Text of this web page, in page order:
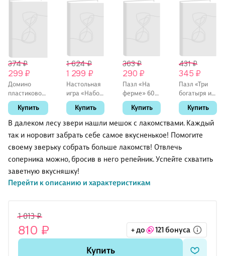
В далеком лесу звери нашли мешок с лакомствами. Каждый
так и норовит забрать себе самое вкусненькое! Помогите
своему зверьку собрать больше лакомств! Отвлечь
соперника можно, бросив в него репейник. Успейте схватить
заветную вкусняшку!
Перейти к описанию и характеристикам
374 ₽
299 ₽
Домино
пластиковое
28 фишек
Купить
1 624 ₽
1 299 ₽
Настольная
игра «Набор
3в1
Шахматы
шашки
нарды»
Купить
363 ₽
290 ₽
Пазл «На
ферме» 60
элементов,
El’Basco Kids
Купить
431 ₽
345 ₽
Пазл «Три
богатыря и
Пуп Земли»
260
элементов,
Купить
1 013 ₽
810 ₽ + до 121 бонуса
Купить